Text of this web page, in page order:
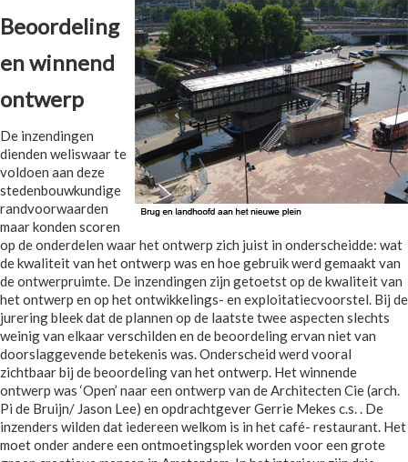
Beoordeling
en winnend
ontwerp
De inzendingen
dienden weliswaar te
voldoen aan deze
stedenbouwkundige
randvoorwaarden
maar konden scoren
op de onderdelen waar het ontwerp zich juist in onderscheidde: wat
de kwaliteit van het ontwerp was en hoe gebruik werd gemaakt van
de ontwerpruimte. De inzendingen zijn getoetst op de kwaliteit van
het ontwerp en op het ontwikkelings- en exploitatiecvoorstel. Bij de
jurering bleek dat de plannen op de laatste twee aspecten slechts
weinig van elkaar verschilden en de beoordeling ervan niet van
doorslaggevende betekenis was. Onderscheid werd vooral
zichtbaar bij de beoordeling van het ontwerp. Het winnende
ontwerp was ‘Open’ naar een ontwerp van de Architecten Cie (arch.
Pi de Bruijn/ Jason Lee) en opdrachtgever Gerrie Mekes c.s. . De
inzenders wilden dat iedereen welkom is in het café- restaurant. Het
moet onder andere een ontmoetingsplek worden voor een grote